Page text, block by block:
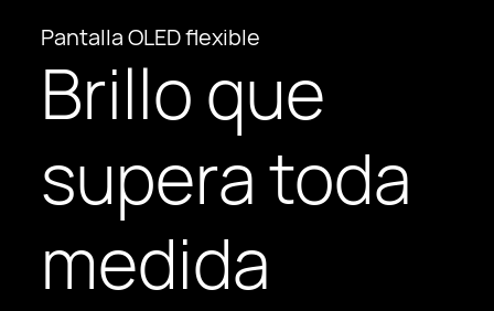
7
8
9
0
Pantalla OLED flexible
Brillo que
supera toda
medida